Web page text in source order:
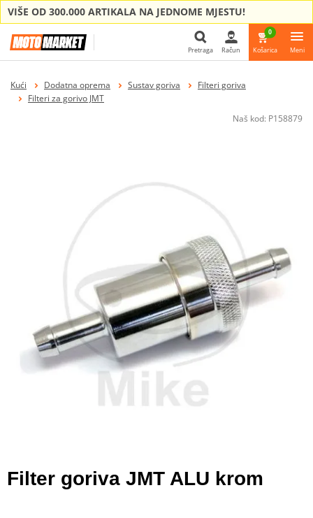
VIŠE OD 300.000 ARTIKALA NA JEDNOME MJESTU!
Pretraga Račun
0
Košarica Meni
Kući Dodatna oprema Sustav goriva
Filteri goriva
Filteri za gorivo JMT
Naš kod: P158879
Filter goriva JMT ALU krom